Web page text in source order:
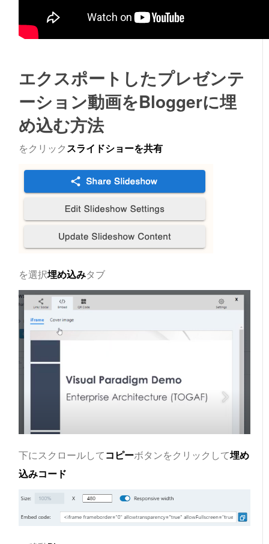
エクスポートしたプレゼンテ
ーション動画をBloggerに埋
め込む方法
をクリックスライドショーを共有
を選択埋め込みタブ
下にスクロールしてコピーボタンをクリックして埋め
込みコード